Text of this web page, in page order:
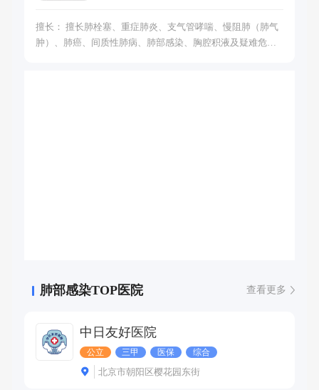
擅长： 擅长肺栓塞、重症肺炎、支气管哮喘、慢阻肺（肺气
肿）、肺癌、间质性肺病、肺部感染、胸腔积液及疑难危重
肺部感染TOP医院 查看更多
中日友好医院
公立 三甲 医保 综合
北京市朝阳区樱花园东街